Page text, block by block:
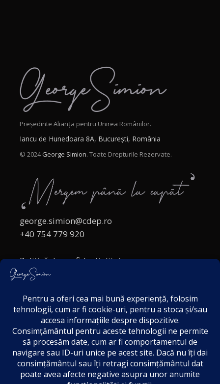
Președinte Alianța pentru Unirea Românilor.
Iancu de Hunedoara 8A, București, România
© 2024George Simion. Toate Drepturile Rezervate.
george.simion@cdep.ro
+40 754 779 920
Politică de confidențialitate
Politica cookies
Acordul de markting
Disclaimer